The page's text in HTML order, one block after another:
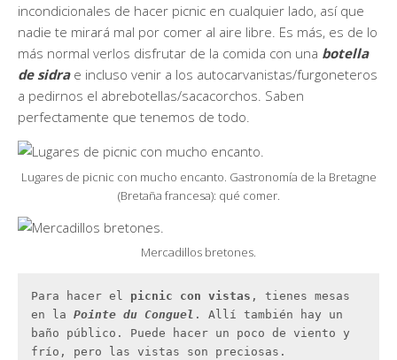
incondicionales de hacer picnic en cualquier lado, así que
nadie te mirará mal por comer al aire libre. Es más, es de lo
más normal verlos disfrutar de la comida con una botella
de sidrae incluso venir a los autocarvanistas/furgoneteros
a pedirnos el abrebotellas/sacacorchos. Saben
perfectamente que tenemos de todo.
Lugares de picnic con mucho encanto. Gastronomía de la Bretagne
(Bretaña francesa): qué comer.
Mercadillos bretones.
Para hacer el picnic con vistas , tienes mesas
en la Pointe du Conguel . Allí también hay un
baño público. Puede hacer un poco de viento y
frío, pero las vistas son preciosas.